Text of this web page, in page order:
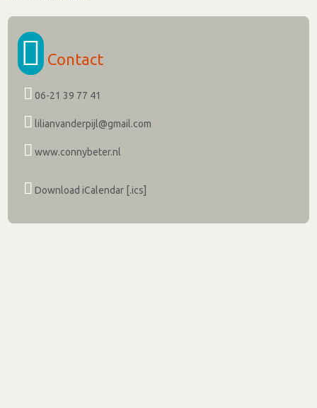
Contact
06-21 39 77 41
lilianvanderpijl@gmail.com
www.connybeter.nl
Download iCalendar [.ics]